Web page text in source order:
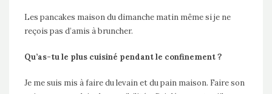
Les pancakes maison du dimanche matin même si je ne
reçois pas d’amis à bruncher.
Qu’as-tu le plus cuisiné pendant le confinement ?
Je me suis mis à faire du levain et du pain maison. Faire son